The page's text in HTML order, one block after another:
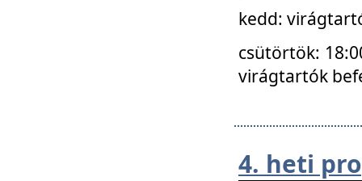
kedd:
csütörtök:
virágtartók
4. heti